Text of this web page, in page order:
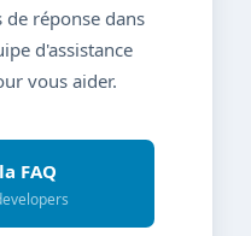
de réponse dans
d'assistance
vous aider.
FAQ